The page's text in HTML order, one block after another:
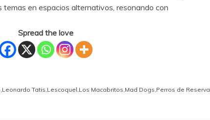
en espacios alternativos, resonando con
Spread the love
,Leonardo Tatis,Lescoquel,Los Macabritos,Mad Dogs,Perros de Reserva